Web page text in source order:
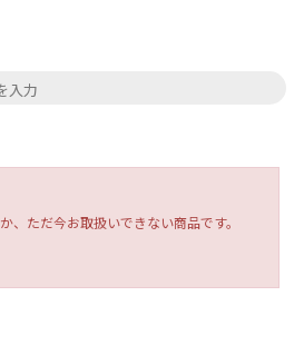
、ただ今お取扱いできない商品です。